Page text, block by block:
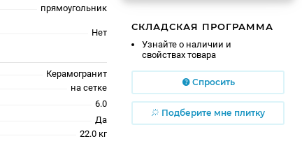
прямоугольник
Нет
Керамогранит
на сетке
6.0
Да
22.0 кг
СКЛАДСКАЯ ПРОГРАММА
Узнайте о наличии и
свойствах товара
Спросить
Подберите мне плитку